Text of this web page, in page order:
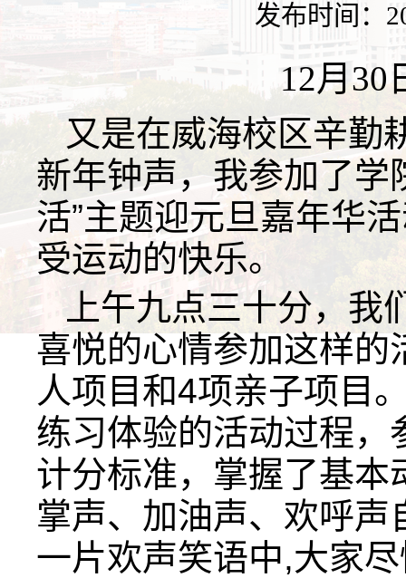
发布时间：
12月30
又是在威海校区辛勤
新年钟声，我参加了学
活”主题迎元旦嘉年华
受运动的快乐。
上午九点三十分，
喜悦的心情参加这样
人项目和4项亲子项目
练习体验的活动过程，
计分标准， 掌握了基本
掌声、加油声、欢呼
一片欢声笑语中,大家